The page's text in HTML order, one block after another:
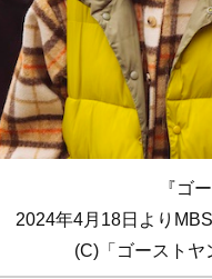
『ゴ
2024年4月18日より
(C)「ゴーストヤ